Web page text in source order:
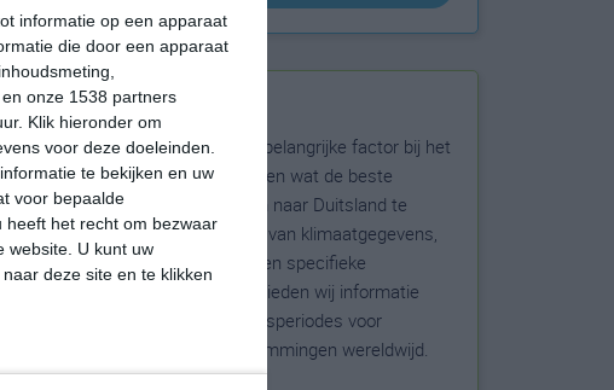
informatie op een apparaat
die door een apparaat
onze 1538 partners
Klik hieronder om
voor deze doeleinden.
te bekijken en uw
voor bepaalde
heeft het recht om bezwaar
website. U kunt uw
deze site en te klikken
Beste reistijd
Het weer is een belangrijke factor bij het
reizen. Wil je weten wat de beste
maanden zijn om naar Duitsland te
reizen? Op basis van klimaatgegevens,
weersextremen en specifieke
weerinformatie bieden wij informatie
over de beste reisperiodes voor
duizenden bestemmingen wereldwijd.